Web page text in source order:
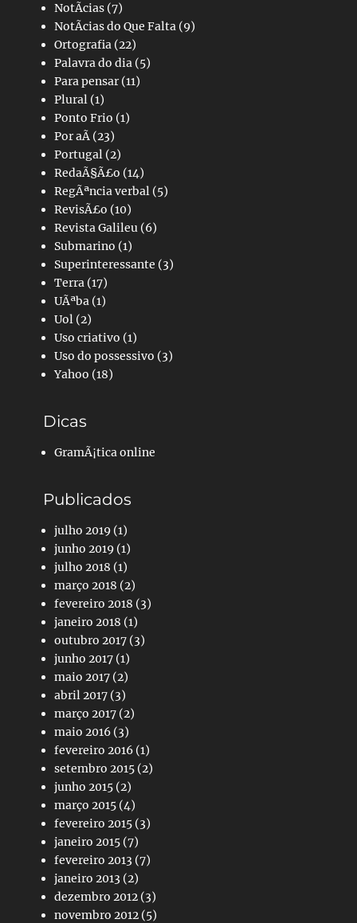
NotÃ­cias (7)
NotÃ­cias do Que Falta (9)
Ortografia (22)
Palavra do dia (5)
Para pensar(11)
Plural (1)
Ponto Frio (1)
Por aÃ­ (23)
Portugal (2)
RedaÃ§Ã£o (14)
RegÃªncia verbal (5)
RevisÃ£o (10)
Revista Galileu (6)
Submarino (1)
Superinteressante (3)
Terra (17)
UÃªba (1)
Uol (2)
Uso criativo (1)
Uso do possessivo (3)
Yahoo (18)
Dicas
GramÃ¡tica online
Publicados
julho 2019 (1)
junho 2019 (1)
julho 2018 (1)
março 2018 (2)
fevereiro 2018 (3)
janeiro 2018 (1)
outubro 2017 (3)
junho 2017 (1)
maio 2017 (2)
abril 2017 (3)
março 2017 (2)
maio 2016 (3)
fevereiro 2016 (1)
setembro 2015 (2)
junho 2015 (2)
março 2015 (4)
fevereiro 2015 (3)
janeiro 2015 (7)
fevereiro 2013 (7)
janeiro 2013 (2)
dezembro 2012 (3)
novembro 2012 (5)